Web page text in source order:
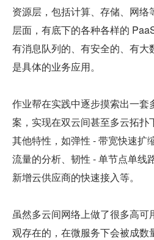
资源层，包括计算、存储、网络
层面，有底下的各种各样的
有消息队列的、有安全的、有大
是具体的业务应用。
作业帮在实践中逐步摸索出一
案，实现在双云间甚至多云拓扑
其他特性，如弹性 - 带宽快速扩
流量的分析、韧性 - 单节点单线
新增云供应商的快速接入等。
虽然多云间网络上做了很多高可
观存在的，在微服务下会被成数